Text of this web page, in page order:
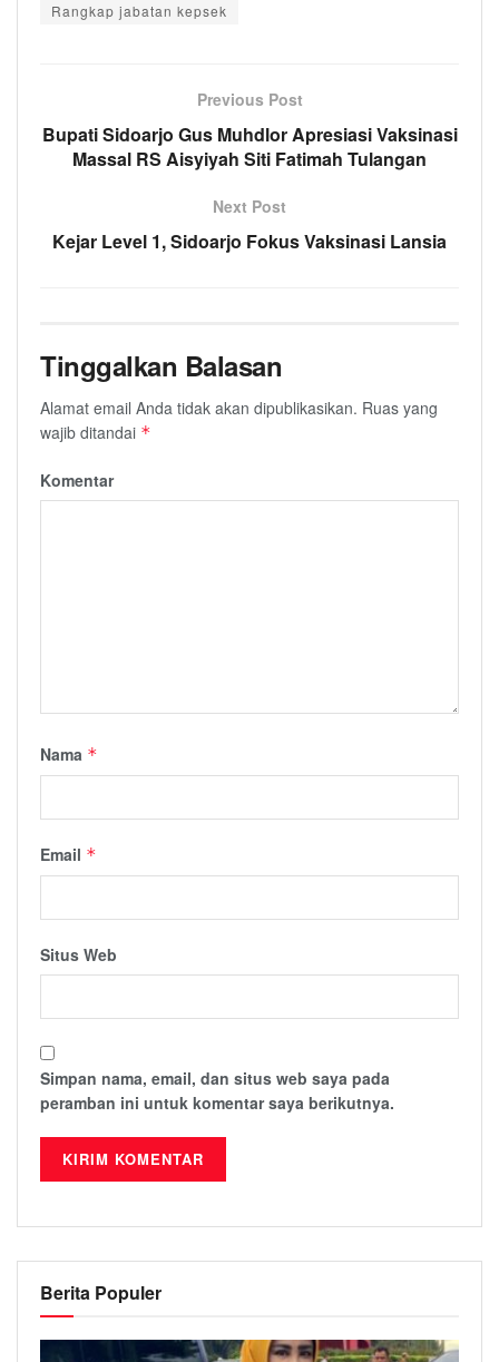
Rangkap jabatan kepsek
Previous Post
Bupati Sidoarjo Gus Muhdlor Apresiasi Vaksinasi
Massal RS Aisyiyah Siti Fatimah Tulangan
Next Post
Kejar Level 1, Sidoarjo Fokus Vaksinasi Lansia
Tinggalkan Balasan
Alamat email Anda tidak akan dipublikasikan. Ruas yang
wajib ditandai *
Komentar
Nama *
Email *
Situs Web
Simpan nama, email, dan situs web saya pada
peramban ini untuk komentar saya berikutnya.
Berita Populer